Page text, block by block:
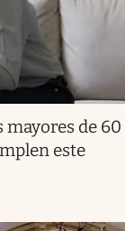
de 60
este